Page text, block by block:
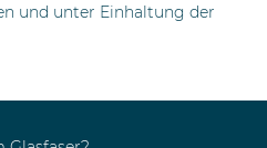
und unter Einhaltung der